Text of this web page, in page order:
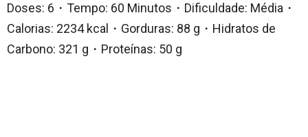
Doses: 6・Tempo: 60 Minutos・Dificuldade: Média・
Calorias: 2234 kcal・Gorduras: 88 g・Hidratos de
Carbono: 321 g・Proteínas: 50 g